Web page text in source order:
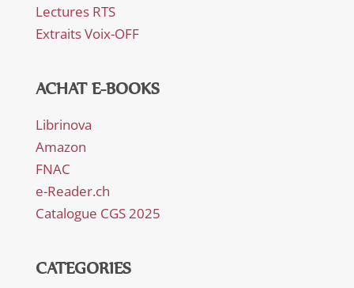
Lectures RTS
Extraits Voix-OFF
ACHAT E-BOOKS
Librinova
Amazon
FNAC
e-Reader.ch
Catalogue CGS 2025
CATEGORIES